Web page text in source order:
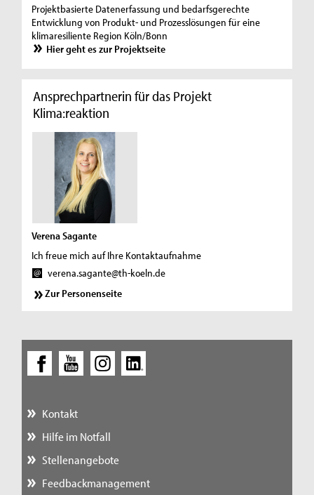
Projektbasierte Datenerfassung und bedarfsgerechte
Entwicklung von Produkt- und Prozesslösungen für eine
klimaresiliente Region Köln/Bonn
Hier geht es zur Projektseite
Ansprechpartnerin für das Projekt
Klima:reaktion
Verena Sagante
Ich freue mich auf Ihre Kontaktaufnahme
verena.sagante@th-koeln.de
Zur Personenseite
Kontakt
Hilfe im Notfall
Stellenangebote
Feedbackmanagement